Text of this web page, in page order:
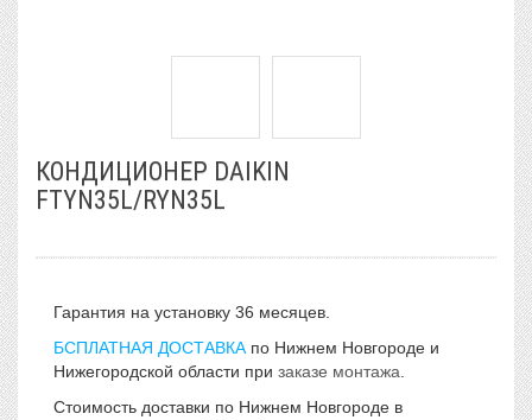
КОНДИЦИОНЕР DAIKIN
FTYN35L/RYN35L
Гарантия на установку 36 месяцев.
БСПЛАТНАЯ ДОСТАВКА по Нижнем Новгороде и
Нижегородской области при заказе монтажа
Стоимость доставки по Нижнем Новгороде в